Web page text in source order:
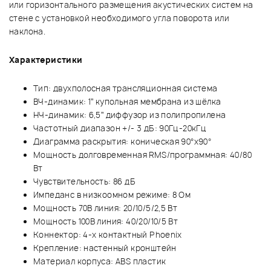
или горизонтального размещения акустических систем на
стене с установкой необходимого угла поворота или
наклона.
Характеристики
Тип: двухполосная трансляционная система
ВЧ-динамик: 1” купольная мембрана из шёлка
НЧ-динамик: 6,5” диффузор из полипропилена
Частотный диапазон +/- 3 дБ: 90Гц-20кГц
Диаграмма раскрытия: коническая 90°x90°
Мощность долговременная RMS/программная: 40/80
Вт
Чувствительность: 86 дБ
Импеданс в низкоомном режиме: 8 Ом
Мощность 70В линия: 20/10/5/2,5 Вт
Мощность 100В линия: 40/20/10/5 Вт
Коннектор: 4-х контактный Phoenix
Крепление: настенный кронштейн
Материал корпуса: ABS пластик